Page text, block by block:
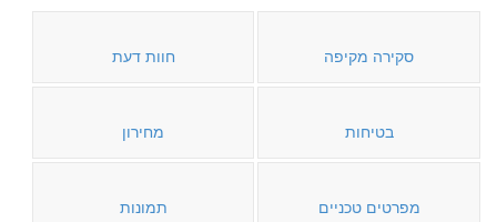
סקירה מקיפה חוות דעת
בטיחות מחירון
מפרטים טכניים תמונות